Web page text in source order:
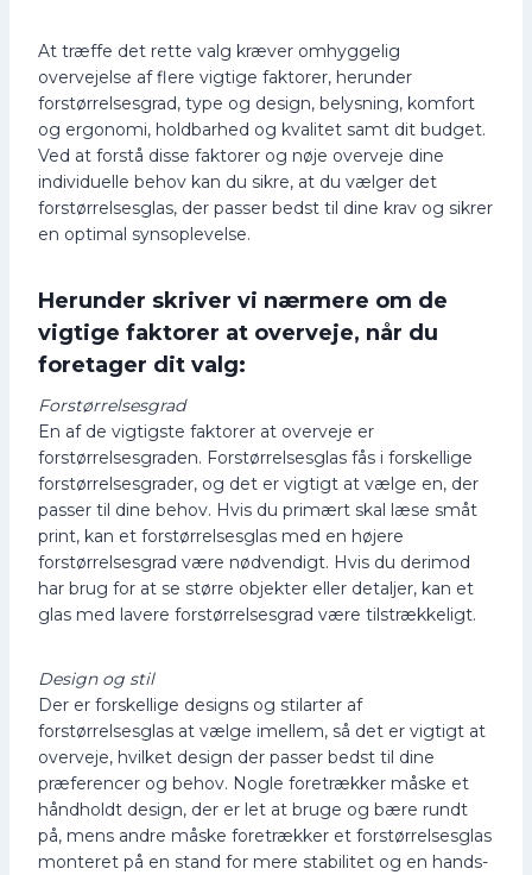
At træffe det rette valg kræver omhyggelig
overvejelse af flere vigtige faktorer, herunder
forstørrelsesgrad, type og design, belysning, komfort
og ergonomi, holdbarhed og kvalitet samt dit budget.
Ved at forstå disse faktorer og nøje overveje dine
individuelle behov kan du sikre, at du vælger det
forstørrelsesglas, der passer bedst til dine krav og sikrer
en optimal synsoplevelse.
Herunder skriver vi nærmere om de
vigtige faktorer at overveje, når du
foretager dit valg:
Forstørrelsesgrad
En af de vigtigste faktorer at overveje er
forstørrelsesgraden. Forstørrelsesglas fås i forskellige
forstørrelsesgrader, og det er vigtigt at vælge en, der
passer til dine behov. Hvis du primært skal læse småt
print, kan et forstørrelsesglas med en højere
forstørrelsesgrad være nødvendigt. Hvis du derimod
har brug for at se større objekter eller detaljer, kan et
glas med lavere forstørrelsesgrad være tilstrækkeligt.
Design og stil
Der er forskellige designs og stilarter af
forstørrelsesglas at vælge imellem, så det er vigtigt at
overveje, hvilket design der passer bedst til dine
præferencer og behov. Nogle foretrækker måske et
håndholdt design, der er let at bruge og bære rundt
på, mens andre måske foretrækker et forstørrelsesglas
monteret på en stand for mere stabilitet og en hands-